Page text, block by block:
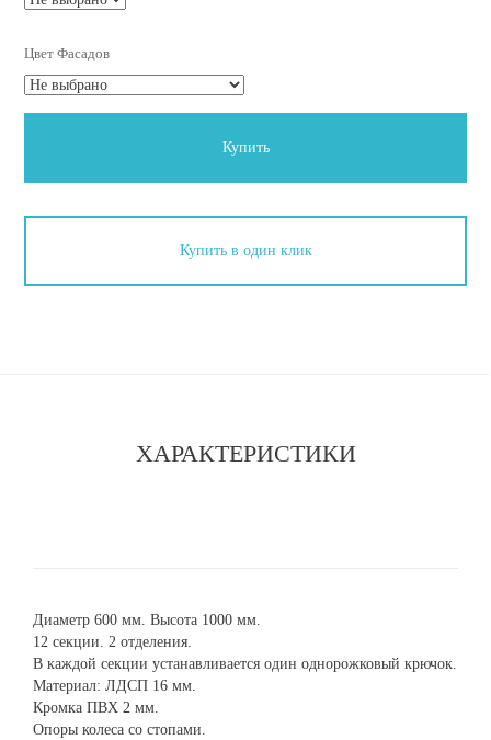
Цвет Фасадов
Купить
Купить в один клик
ХАРАКТЕРИСТИКИ
Диаметр 600 мм. Высота 1000 мм.
12 секции. 2 отделения.
В каждой секции устанавливается один однорожковый крючок.
Материал: ЛДСП 16 мм.
Кромка ПВХ 2 мм.
Опоры колеса со стопами.